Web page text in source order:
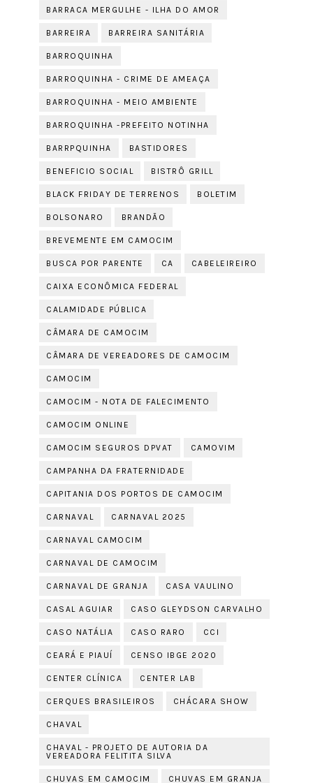
BARRACA MERGULHE - ILHA DO AMOR
BARREIRA BARREIRA SANITÁRIA
BARROQUINHA
BARROQUINHA - CRIME DE AMEAÇA
BARROQUINHA - MEIO AMBIENTE
BARROQUINHA -PREFEITO NOTINHA
BARRPQUINHA BASTIDORES
BENEFICIO SOCIAL BISTRÔ GRILL
BLACK FRIDAY DE TERRENOS BOLETIM
BOLSONARO BRANDÃO
BREVEMENTE EM CAMOCIM
BUSCA POR PARENTE CA CABELEIREIRO
CAIXA ECONÔMICA FEDERAL
CALAMIDADE PÚBLICA
CÂMARA DE CAMOCIM
CÂMARA DE VEREADORES DE CAMOCIM
CAMOCIM
CAMOCIM - NOTA DE FALECIMENTO
CAMOCIM ONLINE
CAMOCIM SEGUROS DPVAT CAMOVIM
CAMPANHA DA FRATERNIDADE
CAPITANIA DOS PORTOS DE CAMOCIM
CARNAVAL CARNAVAL 2025
CARNAVAL CAMOCIM
CARNAVAL DE CAMOCIM
CARNAVAL DE GRANJA CASA VAULINO
CASAL AGUIAR CASO GLEYDSON CARVALHO
CASO NATÁLIA CASO RARO CCI
CEARÁ E PIAUÍ CENSO IBGE 2020
CENTER CLÍNICA CENTER LAB
CERQUES BRASILEIROS CHÁCARA SHOW
CHAVAL
CHAVAL - PROJETO DE AUTORIA DA
VEREADORA FELITITA SILVA
CHUVAS EM CAMOCIM CHUVAS EM GRANJA